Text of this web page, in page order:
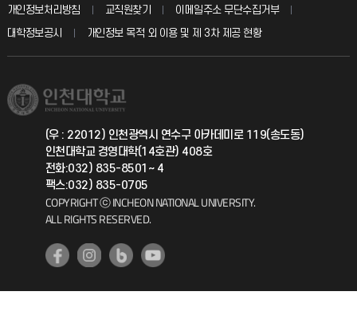
입학안내
취업정보(학생)
칭찬마당
학생서비스 지킴이
총동문회
교육혁신본부
국제지원과
공자아카데미
기초교육원
개인정보처리방침 교직원찾기
이메일주소 무단수집거부
대학정보공시
개인정보 목적 외 이용 및 제 3차 제공 현황
(우 : 22012) 인천광역시 연수구 아카데미로 119(송도동)
인천대학교 경영대학(14호관) 408호
전화:032) 835-8501~ 4
팩스:032) 835-0705
COPYRIGHT ⓒ INCHEON NATIONAL UNIVERSITY.
ALL RIGHTS RESERVED.